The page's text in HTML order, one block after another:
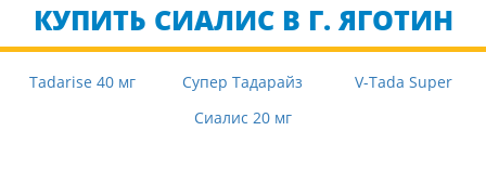
КУПИТЬ СИАЛИС В Г. ЯГОТИН
Tadarise 40 мг Супер Тадарайз
V-Tada Super
Сиалис 20 мг